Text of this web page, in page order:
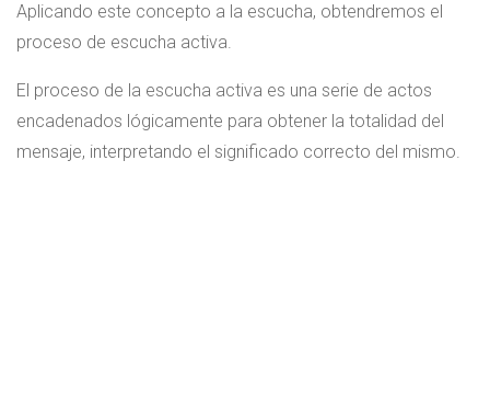
Aplicando este concepto a la escucha, obtendremos el
proceso de escucha activa.
El proceso de la escucha activa es una serie de actos
encadenados lógicamente para obtener la totalidad del
mensaje, interpretando el significado correcto del mismo.